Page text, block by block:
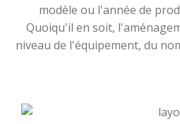
modèle ou l'année de
Quoiqu'il en soit,
niveau de l'équipement, du